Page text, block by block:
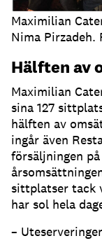
Maximilian
Nima Pirzadeh.
Hälften av
Maximilian
sina 127
hälften av
ingår även
försäljningen
sittplatser tack
har sol hela
–